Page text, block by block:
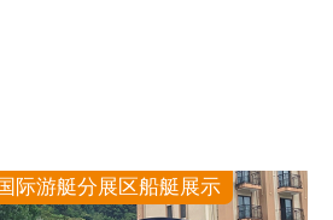
际游艇分展区船艇展示